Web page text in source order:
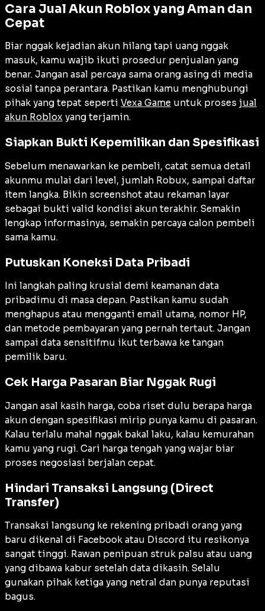
Cara Jual Akun Roblox yang Aman dan
Cepat
Biar nggak kejadian akun hilang tapi uang nggak
masuk, kamu wajib ikuti prosedur penjualan yang
benar. Jangan asal percaya sama orang asing di media
sosial tanpa perantara. Pastikan kamu menghubungi
pihak yang tepat seperti Vexa Game untuk proses jual
akun Roblox yang terjamin.
Siapkan Bukti Kepemilikan dan Spesifikasi
Sebelum menawarkan ke pembeli, catat semua detail
akunmu mulai dari level, jumlah Robux, sampai daftar
item langka. Bikin screenshot atau rekaman layar
sebagai bukti valid kondisi akun terakhir. Semakin
lengkap informasinya, semakin percaya calon pembeli
sama kamu.
Putuskan Koneksi Data Pribadi
Ini langkah paling krusial demi keamanan data
pribadimu di masa depan. Pastikan kamu sudah
menghapus atau mengganti email utama, nomor HP,
dan metode pembayaran yang pernah tertaut. Jangan
sampai data sensitifmu ikut terbawa ke tangan
pemilik baru.
Cek Harga Pasaran Biar Nggak Rugi
Jangan asal kasih harga, coba riset dulu berapa harga
akun dengan spesifikasi mirip punya kamu di pasaran.
Kalau terlalu mahal nggak bakal laku, kalau kemurahan
kamu yang rugi. Cari harga tengah yang wajar biar
proses negosiasi berjalan cepat.
Hindari Transaksi Langsung (Direct
Transfer)
Transaksi langsung ke rekening pribadi orang yang
baru dikenal di Facebook atau Discord itu resikonya
sangat tinggi. Rawan penipuan struk palsu atau uang
yang dibawa kabur setelah data dikasih. Selalu
gunakan pihak ketiga yang netral dan punya reputasi
bagus.